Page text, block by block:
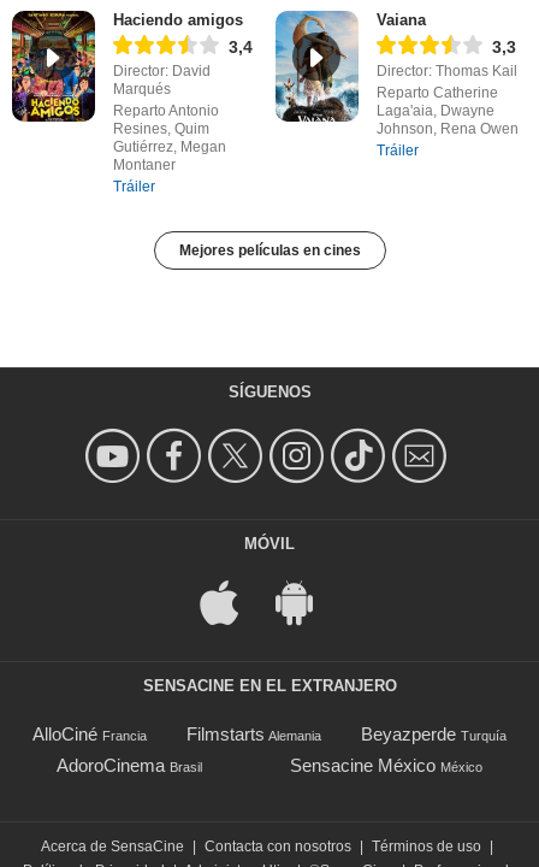
Haciendo amigos
3,4
Director: David
Marqués
Reparto Antonio
Resines, Quim
Gutiérrez, Megan
Montaner
Tráiler
Vaiana
3,3
Director: Thomas Kail
Reparto Catherine
Laga'aia, Dwayne
Johnson, Rena Owen
Tráiler
Mejores películas en cines
SÍGUENOS
MÓVIL
SENSACINE EN EL EXTRANJERO
AlloCiné Francia Filmstarts Alemania Beyazperde Turquía
AdoroCinema Brasil Sensacine México México
Acerca de SensaCine | Contacta con nosotros | Términos de uso |